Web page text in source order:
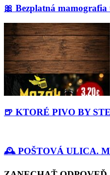
🎀 Bezplatná
🍺 KTORÉ PIVO BY
🕰️ POŠTOVÁ ULICA.